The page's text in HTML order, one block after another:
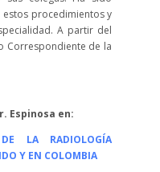
procedimientos y
A partir del
Correspondiente de la
Espinosa en:
LA RADIOLOGÍA
Y EN COLOMBIA